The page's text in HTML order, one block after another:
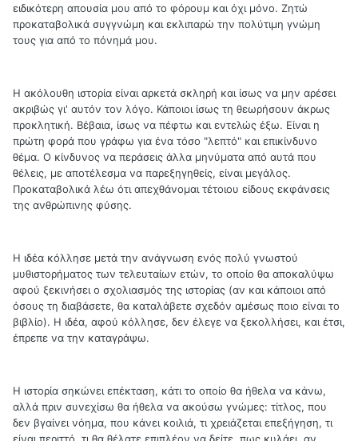
ειδικότερη απουσία μου από το φόρουμ και όχι μόνο. Ζητώ
προκαταβολικά συγγνώμη και εκλιπαρώ την πολύτιμη γνώμη
τους για από το πόνημά μου.
Η ακόλουθη ιστορία είναι αρκετά σκληρή και ίσως να μην αρέσει
ακριβώς γι' αυτόν τον λόγο. Κάποιοι ίσως τη θεωρήσουν άκρως
προκλητική. Βέβαια, ίσως να πέφτω και εντελώς έξω. Είναι η
πρώτη φορά που γράφω για ένα τόσο "λεπτό" και επικίνδυνο
θέμα. Ο κίνδυνος να περάσεις άλλα μηνύματα από αυτά που
θέλεις, με αποτέλεσμα να παρεξηγηθείς, είναι μεγάλος.
Προκαταβολικά λέω ότι απεχθάνομαι τέτοιου είδους εκφάνσεις
της ανθρώπινης φύσης.
Η ιδέα κόλλησε μετά την ανάγνωση ενός πολύ γνωστού
μυθιστορήματος των τελευταίων ετών, το οποίο θα αποκαλύψω
αφού ξεκινήσει ο σχολιασμός της ιστορίας (αν και κάποιοι από
όσους τη διαβάσετε, θα καταλάβετε σχεδόν αμέσως ποιο είναι το
βιβλίο). Η ιδέα, αφού κόλλησε, δεν έλεγε να ξεκολλήσει, και έτσι,
έπρεπε να την καταγράψω.
Η ιστορία σηκώνει επέκταση, κάτι το οποίο θα ήθελα να κάνω,
αλλά πριν συνεχίσω θα ήθελα να ακούσω γνώμες: τίτλος, που
δεν βγαίνει νόημα, που κάνει κοιλιά, τι χρειάζεται επεξήγηση, τι